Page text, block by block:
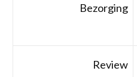
Bezorging
Review